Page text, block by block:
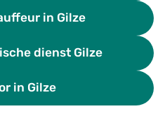
in Gilze
dienst Gilze
in Gilze